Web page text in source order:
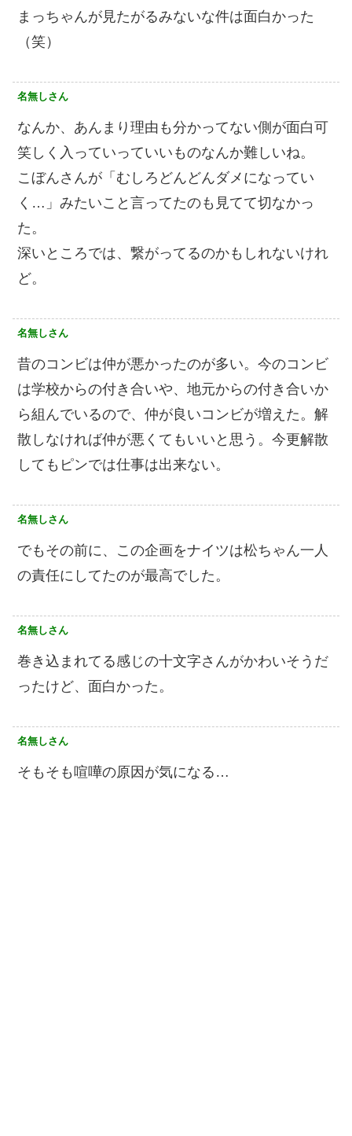
まっちゃんが見たがるみないな件は面白かった
（笑）
名無しさん
なんか、あんまり理由も分かってない側が面白可
笑しく入っていっていいものなんか難しいね。
こぼんさんが「むしろどんどんダメになってい
く…」みたいこと言ってたのも見てて切なかっ
た。
深いところでは、繋がってるのかもしれないけれ
ど。
名無しさん
昔のコンビは仲が悪かったのが多い。今のコンビ
は学校からの付き合いや、地元からの付き合いか
ら組んでいるので、仲が良いコンビが増えた。解
散しなければ仲が悪くてもいいと思う。今更解散
してもピンでは仕事は出来ない。
名無しさん
でもその前に、この企画をナイツは松ちゃん一人
の責任にしてたのが最高でした。
名無しさん
巻き込まれてる感じの十文字さんがかわいそうだ
ったけど、面白かった。
名無しさん
そもそも喧嘩の原因が気になる…